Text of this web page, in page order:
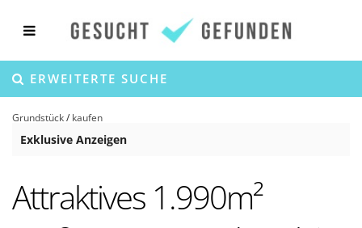
ERWEITERTE SUCHE
Grundstück/ kaufen
Exklusive Anzeigen
Attraktives 1.990m²